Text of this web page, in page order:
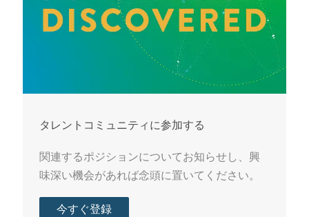
タレントコミュニティに参加する
関連するポジションについてお知らせし、興
味深い機会があれば念頭に置いてください。
今すぐ登録